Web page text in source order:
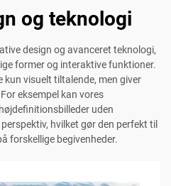
og teknologi
design og avanceret teknologi,
former og interaktive funktioner.
kun visuelt tiltalende, men giver
eksempel kan vores
uden
hvilket gør den perfekt til
forskellige begivenheder.